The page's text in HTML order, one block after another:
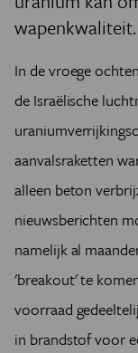
wapenkwaliteit.
In de vroege
de Israëlische
aanvalsraketten
alleen beton
nieuwsberichten
namelijk al
'breakout' te
voorraad
in brandstof voor